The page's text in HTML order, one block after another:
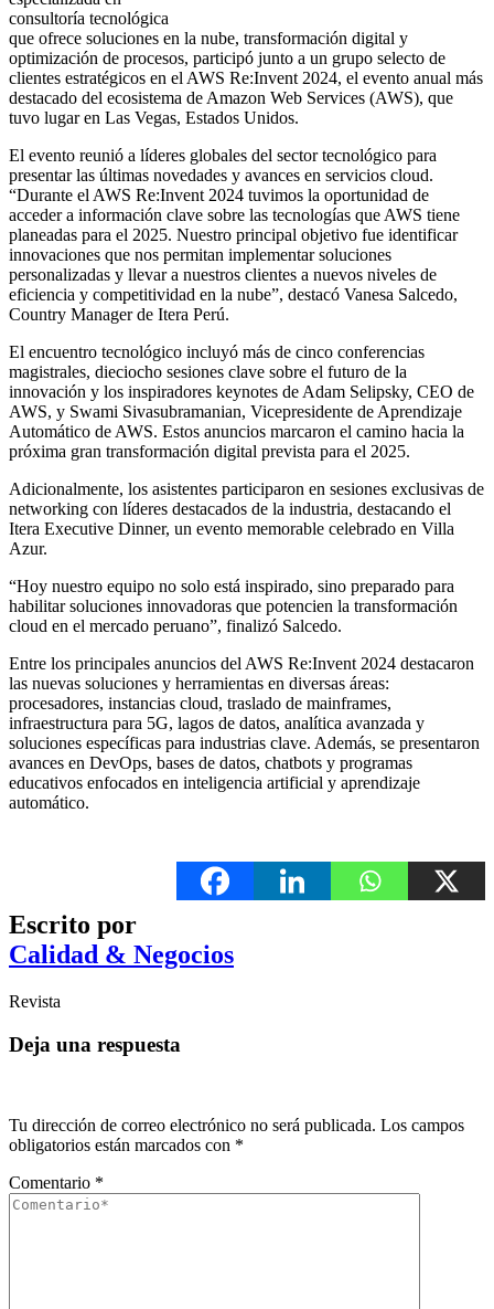
consultoría tecnológica
que ofrece soluciones en la nube, transformación digital y
optimización de procesos, participó junto a un grupo selecto de
clientes estratégicos en el AWS Re:Invent 2024, el evento anual más
destacado del ecosistema de Amazon Web Services (AWS), que
tuvo lugar en Las Vegas, Estados Unidos.
El evento reunió a líderes globales del sector tecnológico para
presentar las últimas novedades y avances en servicios cloud.
“Durante el AWS Re:Invent 2024 tuvimos la oportunidad de
acceder a información clave sobre las tecnologías que AWS tiene
planeadas para el 2025. Nuestro principal objetivo fue identificar
innovaciones que nos permitan implementar soluciones
personalizadas y llevar a nuestros clientes a nuevos niveles de
eficiencia y competitividad en la nube”, destacó Vanesa Salcedo,
Country Manager de Itera Perú.
El encuentro tecnológico incluyó más de cinco conferencias
magistrales, dieciocho sesiones clave sobre el futuro de la
innovación y los inspiradores keynotes de Adam Selipsky, CEO de
AWS, y Swami Sivasubramanian, Vicepresidente de Aprendizaje
Automático de AWS. Estos anuncios marcaron el camino hacia la
próxima gran transformación digital prevista para el 2025.
Adicionalmente, los asistentes participaron en sesiones exclusivas de
networking con líderes destacados de la industria, destacando el
Itera Executive Dinner, un evento memorable celebrado en Villa
Azur.
“Hoy nuestro equipo no solo está inspirado, sino preparado para
habilitar soluciones innovadoras que potencien la transformación
cloud en el mercado peruano”, finalizó Salcedo.
Entre los principales anuncios del AWS Re:Invent 2024 destacaron
las nuevas soluciones y herramientas en diversas áreas:
procesadores, instancias cloud, traslado de mainframes,
infraestructura para 5G, lagos de datos, analítica avanzada y
soluciones específicas para industrias clave. Además, se presentaron
avances en DevOps, bases de datos, chatbots y programas
educativos enfocados en inteligencia artificial y aprendizaje
automático.
Escrito por
Calidad & Negocios
Revista
Deja una respuesta
Tu dirección de correo electrónico no será publicada. Los campos
obligatorios están marcados con *
Comentario *